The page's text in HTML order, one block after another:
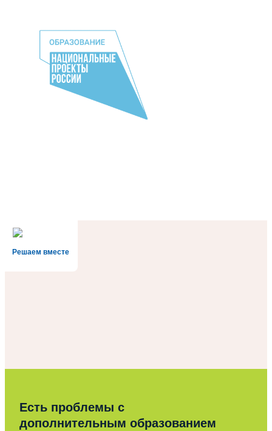
Решаем вместе
Есть проблемы с
дополнительным образованием